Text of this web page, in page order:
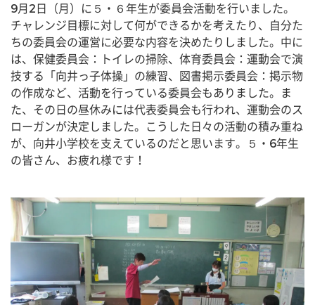
9月2日（月）に５・６年生が委員会活動を行いました。
チャレンジ目標に対して何ができるかを考えたり、自分た
ちの委員会の運営に必要な内容を決めたりしました。中に
は、保健委員会：トイレの掃除、体育委員会：運動会で演
技する「向井っ子体操」の練習、図書掲示委員会：掲示物
の作成など、活動を行っている委員会もありました。ま
た、その日の昼休みには代表委員会も行われ、運動会のス
ローガンが決定しました。こうした日々の活動の積み重ね
が、向井小学校を支えているのだと思います。５・6年生
の皆さん、お疲れ様です！